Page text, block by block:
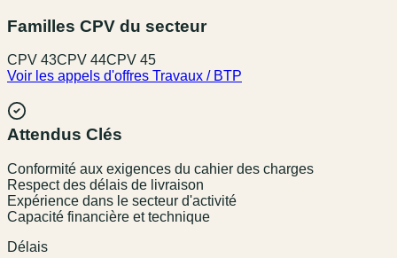
Familles CPV du secteur
CPV 43CPV 44CPV 45
Voir les appels d'offres Travaux / BTP
Attendus Clés
Conformité aux exigences du cahier des charges
Respect des délais de livraison
Expérience dans le secteur d'activité
Capacité financière et technique
Délais